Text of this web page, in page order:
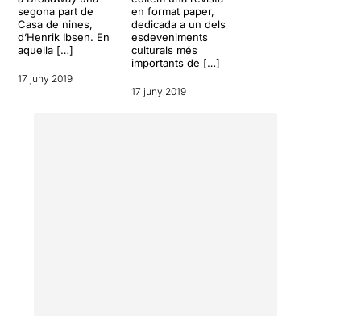
segona part de
Casa de nines,
d’Henrik Ibsen. En
aquella […]
17 juny 2019
en format paper,
dedicada a un dels
esdeveniments
culturals més
importants de […]
17 juny 2019